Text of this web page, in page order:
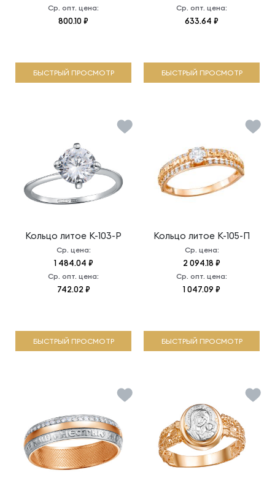
Ср. опт. цена:
800.10 ₽
БЫСТРЫЙ ПРОСМОТР
Ср. опт. цена:
633.64 ₽
БЫСТРЫЙ ПРОСМОТР
Кольцо литое К-103-Р
Ср. цена:
1 484.04 ₽
Ср. опт. цена:
742.02 ₽
БЫСТРЫЙ ПРОСМОТР
Кольцо литое К-105-П
Ср. цена:
2 094.18 ₽
Ср. опт. цена:
1 047.09 ₽
БЫСТРЫЙ ПРОСМОТР